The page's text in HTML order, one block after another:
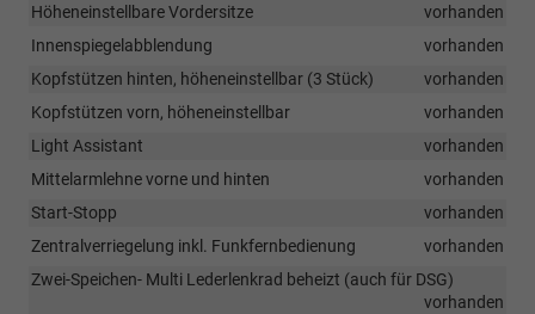
Höheneinstellbare Vordersitze
vorhanden
Innenspiegelabblendung
vorhanden
Kopfstützen hinten, höheneinstellbar (3 Stück)
vorhanden
Kopfstützen vorn, höheneinstellbar
vorhanden
Light Assistant
vorhanden
Mittelarmlehne vorne und hinten
vorhanden
Start-Stopp
vorhanden
Zentralverriegelung inkl. Funkfernbedienung
vorhanden
Zwei-Speichen- Multi Lederlenkrad beheizt (auch für DSG)
vorhanden